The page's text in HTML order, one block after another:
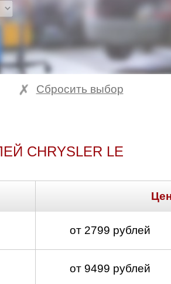
Сбросить выбор
CHRYSLER LE
от 2799 рублей
от 9499 рублей